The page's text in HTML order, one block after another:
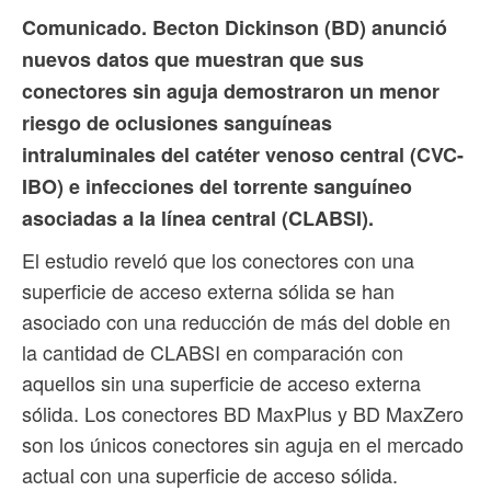
Comunicado. Becton Dickinson (BD) anunció
nuevos datos que muestran que sus
conectores sin aguja demostraron un menor
riesgo de oclusiones sanguíneas
intraluminales del catéter venoso central (CVC-
IBO) e infecciones del torrente sanguíneo
asociadas a la línea central (CLABSI).
El estudio reveló que los conectores con una
superficie de acceso externa sólida se han
asociado con una reducción de más del doble en
la cantidad de CLABSI en comparación con
aquellos sin una superficie de acceso externa
sólida. Los conectores BD MaxPlus y BD MaxZero
son los únicos conectores sin aguja en el mercado
actual con una superficie de acceso sólida.